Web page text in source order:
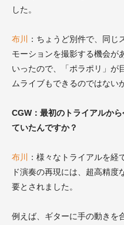
した。
布川 ：ちょうど別件で、同
モーションを撮影する機会が
いったので、「ポラポリ」が
ムライブもできるのではない
CGW：最初のトライアルか
ていたんですか？
布川 ：様々なトライアルを経
ド演奏の再現には、超高精
要とされました。
例えば、ギターに手の動きを